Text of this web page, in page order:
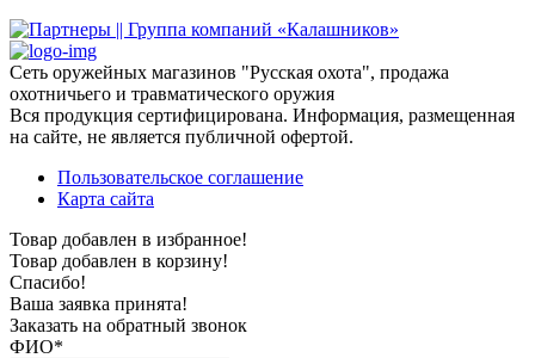
Сеть оружейных магазинов "Русская охота", продажа
охотничьего и травматического оружия
Вся продукция сертифицирована. Информация, размещенная
на сайте, не является публичной офертой.
Пользовательское соглашение
Карта сайта
Товар добавлен в избранное!
Товар добавлен в корзину!
Спасибо!
Ваша заявка принята!
Заказать на обратный звонок
ФИО*